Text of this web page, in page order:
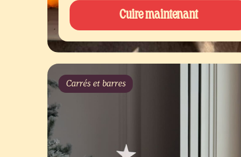
Cuire maintenant
Carrés et barres